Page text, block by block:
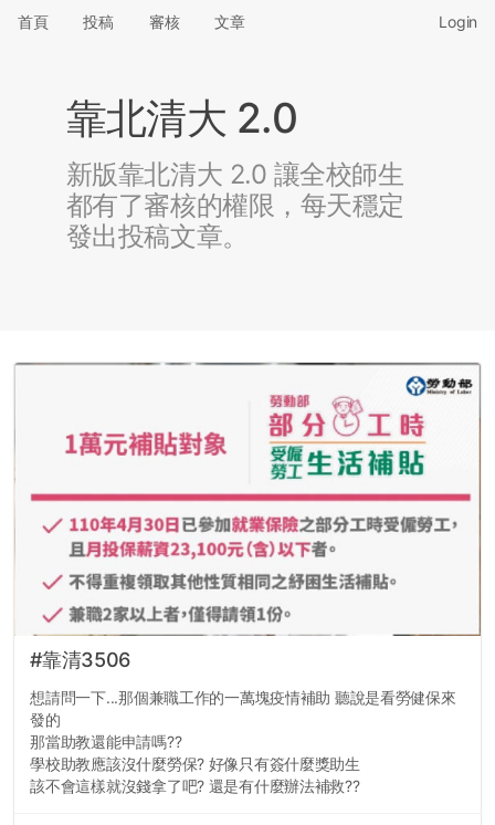
首頁 投稿 審核 文章 Login
靠北清大 2.0
新版靠北清大 2.0 讓全校師生
都有了審核的權限，每天穩定
發出投稿文章。
#靠清3506
想請問一下...那個兼職工作的一萬塊疫情補助 聽說是看勞健保來
發的
那當助教還能申請嗎??
學校助教應該沒什麼勞保? 好像只有簽什麼獎助生
該不會這樣就沒錢拿了吧? 還是有什麼辦法補救??